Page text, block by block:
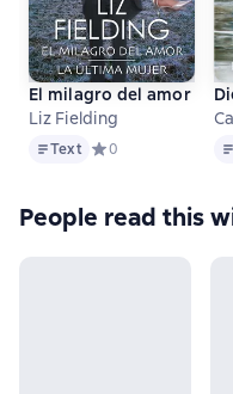
El milagro del amor -
Liz Fielding
TextText Средний рейтинг 0
0
People read this